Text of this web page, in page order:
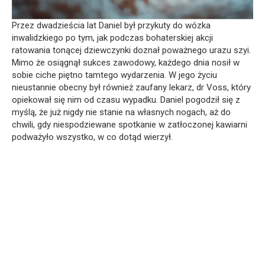
Przez dwadzieścia lat Daniel był przykuty do wózka
inwalidzkiego po tym, jak podczas bohaterskiej akcji
ratowania tonącej dziewczynki doznał poważnego urazu szyi.
Mimo że osiągnął sukces zawodowy, każdego dnia nosił w
sobie ciche piętno tamtego wydarzenia. W jego życiu
nieustannie obecny był również zaufany lekarz, dr Voss, który
opiekował się nim od czasu wypadku. Daniel pogodził się z
myślą, że już nigdy nie stanie na własnych nogach, aż do
chwili, gdy niespodziewane spotkanie w zatłoczonej kawiarni
podważyło wszystko, w co dotąd wierzył.